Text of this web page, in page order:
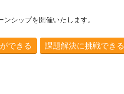
シップを開催いたします。
できる 課題解決に挑戦できる